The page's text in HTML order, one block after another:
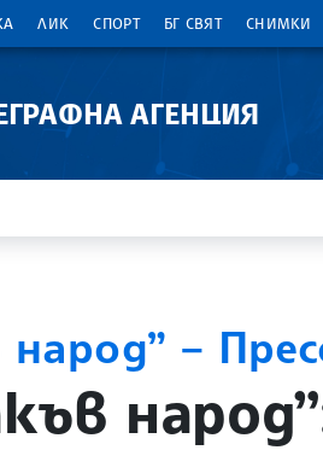
ЛИК СПОРТ БГ СВЯТ СНИМКИ
АГЕНЦИЯ
–